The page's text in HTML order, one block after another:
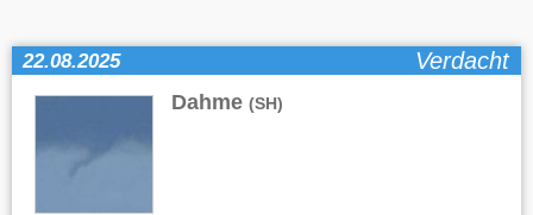
22.08.2025 Verdacht
Dahme (SH)